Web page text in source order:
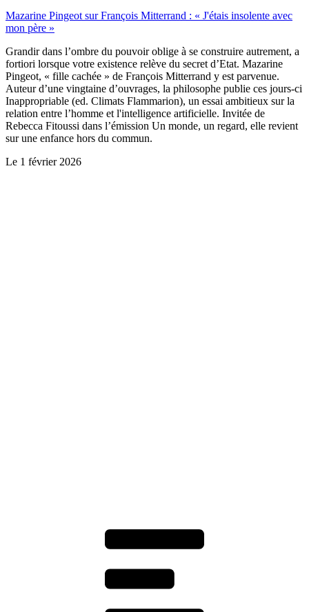
Mazarine Pingeot sur François Mitterrand : « J'étais insolente avec
mon père »
Grandir dans l’ombre du pouvoir oblige à se construire autrement, a
fortiori lorsque votre existence relève du secret d’Etat. Mazarine
Pingeot, « fille cachée » de François Mitterrand y est parvenue.
Auteur d’une vingtaine d’ouvrages, la philosophe publie ces jours-ci
Inappropriable (ed. Climats Flammarion), un essai ambitieux sur la
relation entre l’homme et l'intelligence artificielle. Invitée de
Rebecca Fitoussi dans l’émission Un monde, un regard, elle revient
sur une enfance hors du commun.
Le 1 février 2026